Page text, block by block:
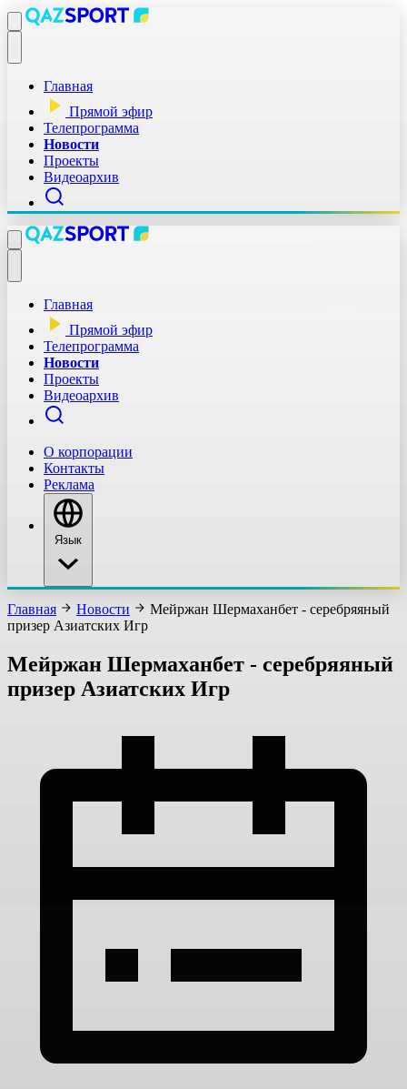
Главная
Прямой эфир
Телепрограмма
Новости
Проекты
Видеоархив
Главная
Прямой эфир
Телепрограмма
Новости
Проекты
Видеоархив
О корпорации
Контакты
Реклама
Язык
Главная Новости
Мейржан Шермаханбет - серебряяный
призер Азиатских Игр
Мейржан Шермаханбет - серебряяный
призер Азиатских Игр